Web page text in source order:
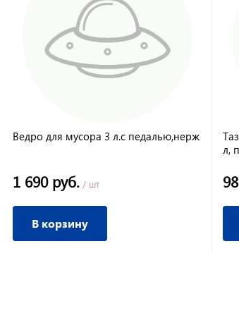
Ведро для мусора 3 л.с педалью,нерж
1 690 руб. / шт
В корзину
л,